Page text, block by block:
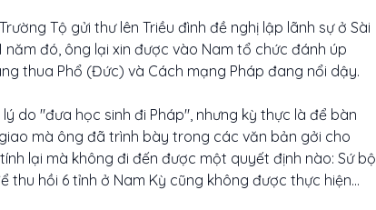
Tộ gửi thư lên Triều đình đề nghị lập lãnh sự ở Sài
năm đó, ông lại xin được vào Nam tổ chức đánh úp
thua Phổ (Đức) và Cách mạng Pháp đang nổi dậy.
do "đưa học sinh đi Pháp", nhưng kỳ thực là để bàn
mà ông đã trình bày trong các văn bản gởi cho
lại mà không đi đến được một quyết định nào: Sứ bộ
hồi 6 tỉnh ở Nam Kỳ cũng không được thực hiện...